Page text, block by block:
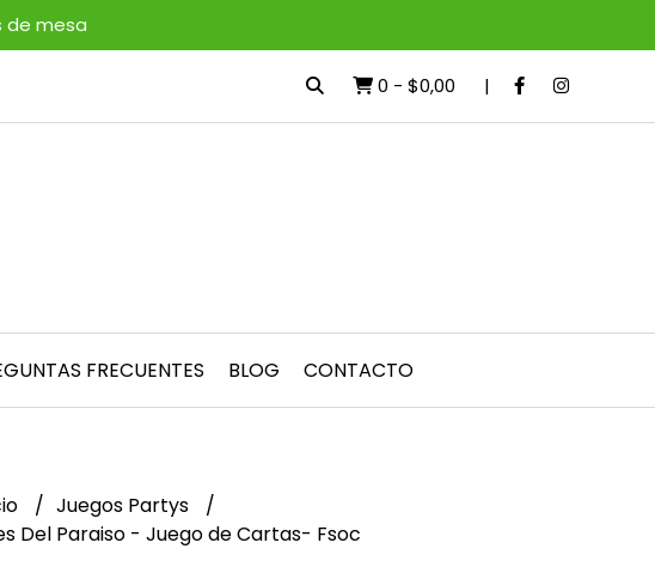
de mesa
0 - $0,00
FRECUENTES BLOG CONTACTO
Juegos Partys
Del Paraiso - Juego de Cartas- Fsoc